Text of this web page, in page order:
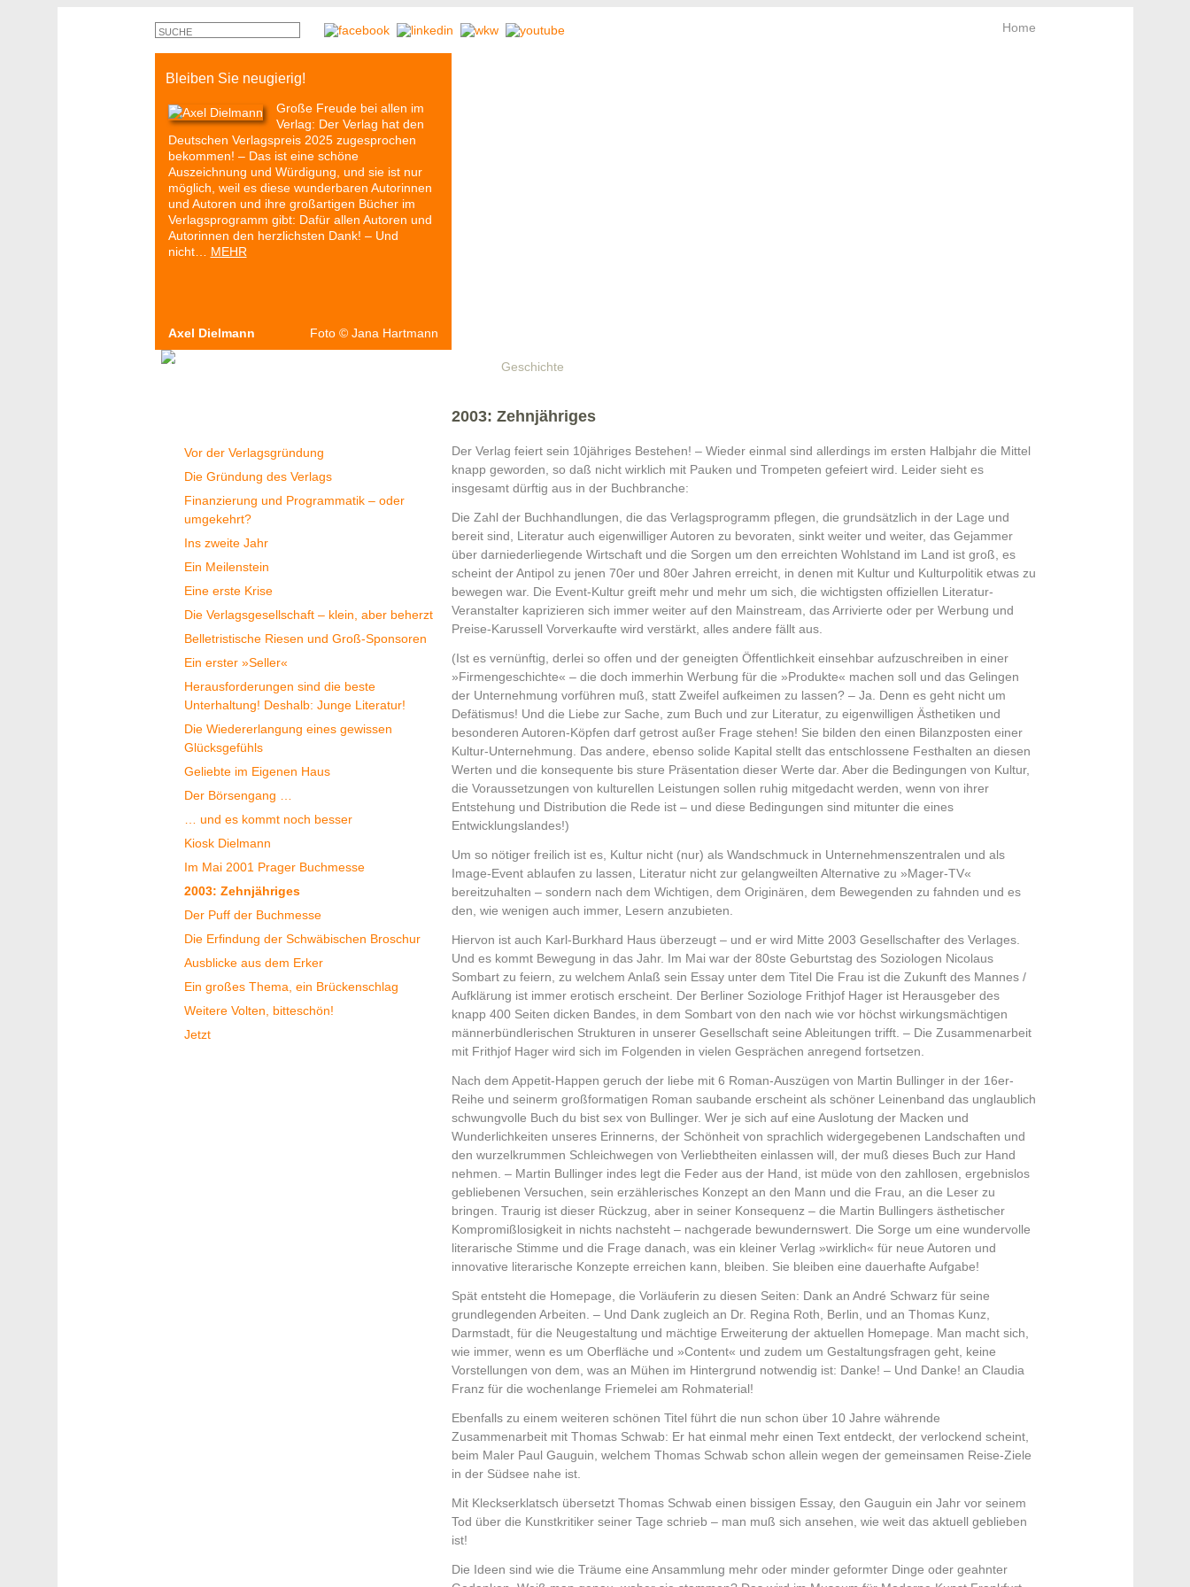
Home
Bleiben Sie neugierig!
Große Freude bei allen im
Verlag: Der Verlag hat den
Deutschen Verlagspreis 2025 zugesprochen
bekommen! – Das ist eine schöne
Auszeichnung und Würdigung, und sie ist nur
möglich, weil es diese wunderbaren Autorinnen
und Autoren und ihre großartigen Bücher im
Verlagsprogramm gibt: Dafür allen Autoren und
Autorinnen den herzlichsten Dank! – Und
nicht… MEHR
Axel Dielmann Foto © Jana Hartmann
Autoren & Bücher Geschichte
Vor der Verlagsgründung
Die Gründung des Verlags
Finanzierung und Programmatik – oder
umgekehrt?
Ins zweite Jahr
Ein Meilenstein
Eine erste Krise
Die Verlagsgesellschaft – klein, aber beherzt
Belletristische Riesen und Groß-Sponsoren
Ein erster »Seller«
Herausforderungen sind die beste
Unterhaltung! Deshalb: Junge Literatur!
Die Wiedererlangung eines gewissen
Glücksgefühls
Geliebte im Eigenen Haus
Der Börsengang …
… und es kommt noch besser
Kiosk Dielmann
Im Mai 2001 Prager Buchmesse
2003: Zehnjähriges
Der Puff der Buchmesse
Die Erfindung der Schwäbischen Broschur
Ausblicke aus dem Erker
Ein großes Thema, ein Brückenschlag
Weitere Volten, bitteschön!
Jetzt
2003: Zehnjähriges
Der Verlag feiert sein 10jähriges Bestehen! – Wieder einmal sind allerdings im ersten Halbjahr die Mittel
knapp geworden, so daß nicht wirklich mit Pauken und Trompeten gefeiert wird. Leider sieht es
insgesamt dürftig aus in der Buchbranche:
Die Zahl der Buchhandlungen, die das Verlagsprogramm pflegen, die grundsätzlich in der Lage und
bereit sind, Literatur auch eigenwilliger Autoren zu bevoraten, sinkt weiter und weiter, das Gejammer
über darniederliegende Wirtschaft und die Sorgen um den erreichten Wohlstand im Land ist groß, es
scheint der Antipol zu jenen 70er und 80er Jahren erreicht, in denen mit Kultur und Kulturpolitik etwas zu
bewegen war. Die Event-Kultur greift mehr und mehr um sich, die wichtigsten offiziellen Literatur-
Veranstalter kaprizieren sich immer weiter auf den Mainstream, das Arrivierte oder per Werbung und
Preise-Karussell Vorverkaufte wird verstärkt, alles andere fällt aus.
(Ist es vernünftig, derlei so offen und der geneigten Öffentlichkeit einsehbar aufzuschreiben in einer
»Firmengeschichte« – die doch immerhin Werbung für die »Produkte« machen soll und das Gelingen
der Unternehmung vorführen muß, statt Zweifel aufkeimen zu lassen? – Ja. Denn es geht nicht um
Defätismus! Und die Liebe zur Sache, zum Buch und zur Literatur, zu eigenwilligen Ästhetiken und
besonderen Autoren-Köpfen darf getrost außer Frage stehen! Sie bilden den einen Bilanzposten einer
Kultur-Unternehmung. Das andere, ebenso solide Kapital stellt das entschlossene Festhalten an diesen
Werten und die konsequente bis sture Präsentation dieser Werte dar. Aber die Bedingungen von Kultur,
die Voraussetzungen von kulturellen Leistungen sollen ruhig mitgedacht werden, wenn von ihrer
Entstehung und Distribution die Rede ist – und diese Bedingungen sind mitunter die eines
Entwicklungslandes!)
Um so nötiger freilich ist es, Kultur nicht (nur) als Wandschmuck in Unternehmenszentralen und als
Image-Event ablaufen zu lassen, Literatur nicht zur gelangweilten Alternative zu »Mager-TV«
bereitzuhalten – sondern nach dem Wichtigen, dem Originären, dem Bewegenden zu fahnden und es
den, wie wenigen auch immer, Lesern anzubieten.
Hiervon ist auch Karl-Burkhard Haus überzeugt – und er wird Mitte 2003 Gesellschafter des Verlages.
Und es kommt Bewegung in das Jahr. Im Mai war der 80ste Geburtstag des Soziologen Nicolaus
Sombart zu feiern, zu welchem Anlaß sein Essay unter dem Titel Die Frau ist die Zukunft des Mannes /
Aufklärung ist immer erotisch erscheint. Der Berliner Soziologe Frithjof Hager ist Herausgeber des
knapp 400 Seiten dicken Bandes, in dem Sombart von den nach wie vor höchst wirkungsmächtigen
männerbündlerischen Strukturen in unserer Gesellschaft seine Ableitungen trifft. – Die Zusammenarbeit
mit Frithjof Hager wird sich im Folgenden in vielen Gesprächen anregend fortsetzen.
Nach dem Appetit-Happen geruch der liebe mit 6 Roman-Auszügen von Martin Bullinger in der 16er-
Reihe und seinerm großformatigen Roman saubande erscheint als schöner Leinenband das unglaublich
schwungvolle Buch du bist sex von Bullinger. Wer je sich auf eine Auslotung der Macken und
Wunderlichkeiten unseres Erinnerns, der Schönheit von sprachlich widergegebenen Landschaften und
den wurzelkrummen Schleichwegen von Verliebtheiten einlassen will, der muß dieses Buch zur Hand
nehmen. – Martin Bullinger indes legt die Feder aus der Hand, ist müde von den zahllosen, ergebnislos
gebliebenen Versuchen, sein erzählerisches Konzept an den Mann und die Frau, an die Leser zu
bringen. Traurig ist dieser Rückzug, aber in seiner Konsequenz – die Martin Bullingers ästhetischer
Kompromißlosigkeit in nichts nachsteht – nachgerade bewundernswert. Die Sorge um eine wundervolle
literarische Stimme und die Frage danach, was ein kleiner Verlag »wirklich« für neue Autoren und
innovative literarische Konzepte erreichen kann, bleiben. Sie bleiben eine dauerhafte Aufgabe!
Spät entsteht die Homepage, die Vorläuferin zu diesen Seiten: Dank an André Schwarz für seine
grundlegenden Arbeiten. – Und Dank zugleich an Dr. Regina Roth, Berlin, und an Thomas Kunz,
Darmstadt, für die Neugestaltung und mächtige Erweiterung der aktuellen Homepage. Man macht sich,
wie immer, wenn es um Oberfläche und »Content« und zudem um Gestaltungsfragen geht, keine
Vorstellungen von dem, was an Mühen im Hintergrund notwendig ist: Danke! – Und Danke! an Claudia
Franz für die wochenlange Friemelei am Rohmaterial!
Ebenfalls zu einem weiteren schönen Titel führt die nun schon über 10 Jahre währende
Zusammenarbeit mit Thomas Schwab: Er hat einmal mehr einen Text entdeckt, der verlockend scheint,
beim Maler Paul Gauguin, welchem Thomas Schwab schon allein wegen der gemeinsamen Reise-Ziele
in der Südsee nahe ist.
Mit Kleckserklatsch übersetzt Thomas Schwab einen bissigen Essay, den Gauguin ein Jahr vor seinem
Tod über die Kunstkritiker seiner Tage schrieb – man muß sich ansehen, wie weit das aktuell geblieben
ist!
Die Ideen sind wie die Träume eine Ansammlung mehr oder minder geformter Dinge oder geahnter